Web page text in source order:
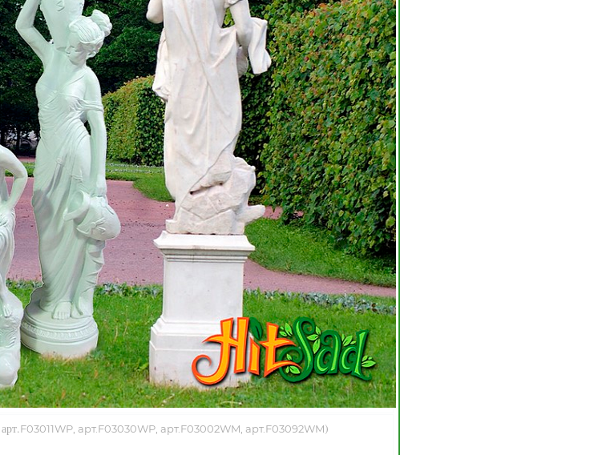
арт.F03011WP, арт.F03030WP, арт.F03002WM, арт.F03092WM)